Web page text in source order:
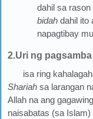
dahil sa
bidah dahil ito
napagtibay
2.Uri ng pagsamba
isa ring
Shariah sa larangan
Allah na ang
naisabatas (sa